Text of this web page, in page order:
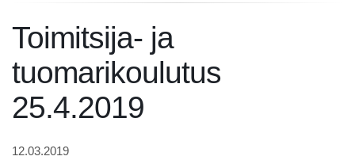
Toimitsija- ja
tuomarikoulutus
25.4.2019
12.03.2019